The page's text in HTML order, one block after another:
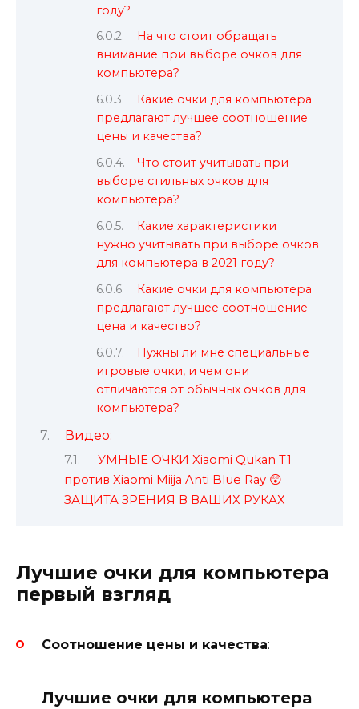
году?
На что стоит обращать
внимание при выборе очков для
компьютера?
Какие очки для компьютера
предлагают лучшее соотношение
цены и качества?
Что стоит учитывать при
выборе стильных очков для
компьютера?
Какие характеристики
нужно учитывать при выборе очков
для компьютера в 2021 году?
Какие очки для компьютера
предлагают лучшее соотношение
цена и качество?
Нужны ли мне специальные
игровые очки, и чем они
отличаются от обычных очков для
компьютера?
Видео:
УМНЫЕ ОЧКИ Xiaomi Qukan T1
против Xiaomi Miija Anti Blue Ray 😲
ЗАЩИТА ЗРЕНИЯ В ВАШИХ РУКАХ
Лучшие очки для компьютера
первый взгляд
Соотношение цены и качества:
Лучшие очки для компьютера